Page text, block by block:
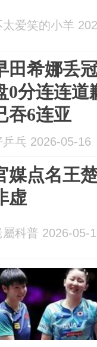
太爱笑的小羊
田希娜丢
0分连连道
吞6连亚
乒乓 2026-05-16
媒点名王
虚
屬科普 2026-05-